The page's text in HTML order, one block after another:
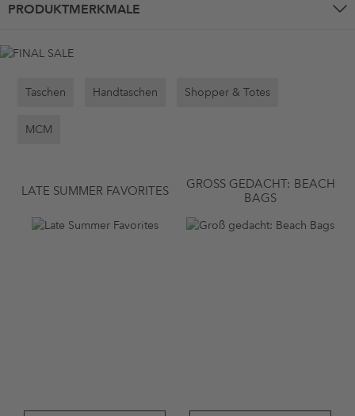
PRODUKTMERKMALE
Taschen Handtaschen Shopper & Totes
MCM
LATE SUMMER FAVORITES
GROSS GEDACHT: BEACH B
AGS